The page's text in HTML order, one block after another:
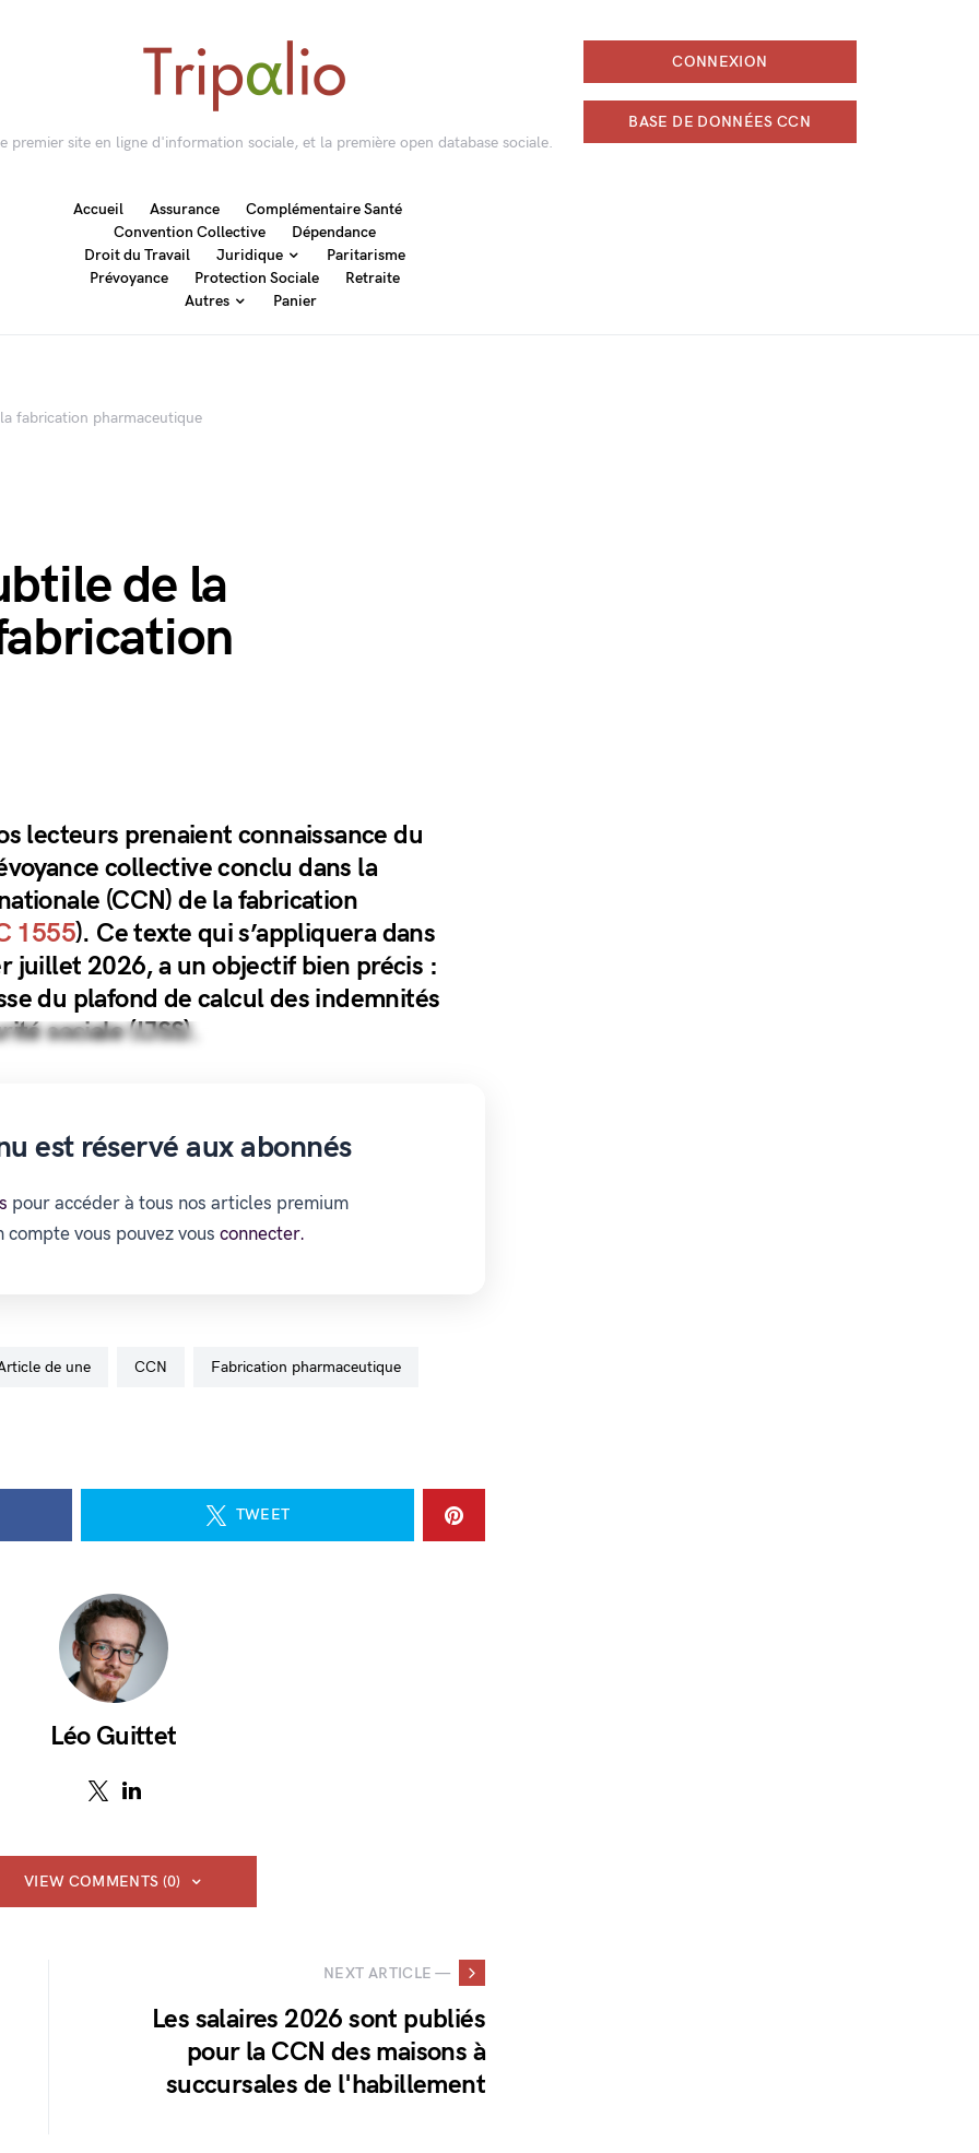
premier site en ligne d'information sociale, et la première open database sociale.
CONNEXION
BASE DE DONNÉES CCN
Accueil Assurance
Complémentaire Santé
Convention Collective
Dépendance
Droit du Travail
Juridique
Paritarisme
Prévoyance
Protection Sociale
Retraite
Autres
Panier
fabrication pharmaceutique
de la
lecteurs prenaient connaissance du
collective conclu dans la
(CCN) de la fabrication
1555). Ce texte qui s’appliquera dans
juillet 2026, a un objectif bien précis :
du plafond de calcul des indemnités
sociale (IJSS).
est réservé aux abonnés
pour accéder à tous nos articles premium
compte vous pouvez vous connecter.
Article de une CCN fabrication pharmaceutique
TWEET
Léo Guittet
VIEW COMMENTS (0)
NEXT ARTICLE —
Les salaires 2026 sont publiés
pour la CCN des maisons à
succursales de l'habillement